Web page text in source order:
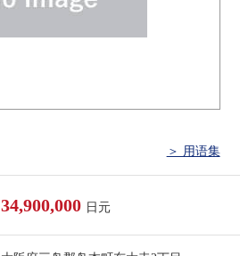
＞ 用语集
34,900,000 日元